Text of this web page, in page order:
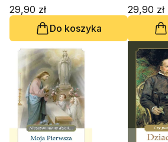
29,90 zł
Do koszyka
29,90 zł